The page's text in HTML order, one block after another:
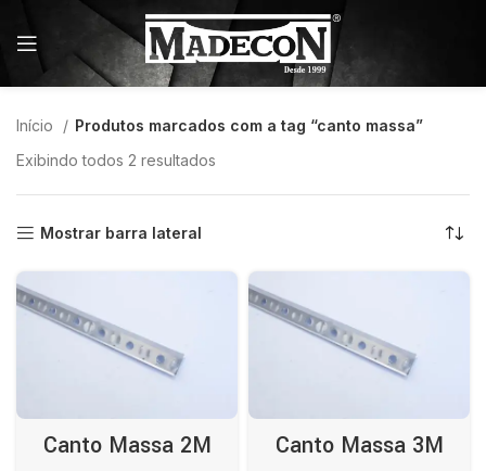
Início
Produtos marcados com a tag “canto massa”
Exibindo todos 2 resultados
Mostrar barra lateral
Canto Massa 2M Canto Massa 3M